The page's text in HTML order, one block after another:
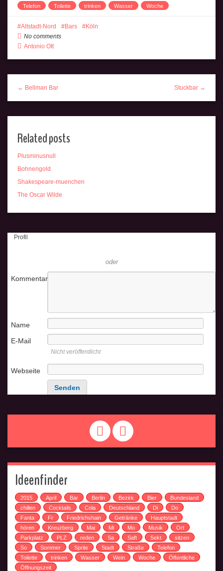
Telefon Toilette trinken Wasser Woche
Altstadt-Nord Bars
Köln
No comments
Antonio Ott
← Bellman Bar Stuckbar →
Related posts
Plusminusnull
Bohnengold
Shakespeare-muenchen
The Oscar Wilde
Profil
oder
Kommentar
Name
E-Mail
Nicht veröffentlicht
Webseite
Ideenfinder
2015 April Bar Berlin Bezirk Bier
Bundesland
chillen
Cocktails Cola Deutschland Di
Do
Fanta
Fr Friedrichshain Getränke
Hauptstadt
hören
Kreuzberg Mai Mi Mo Musik
Ort
Parkplatz
PLZ reden Sa Saft Sekt
sitzen
So
Sommer Sprite Stadt Straße
Telefon
Toilette
trinken Wasser Wein Woche
Öffentliche
Öffnungszeit